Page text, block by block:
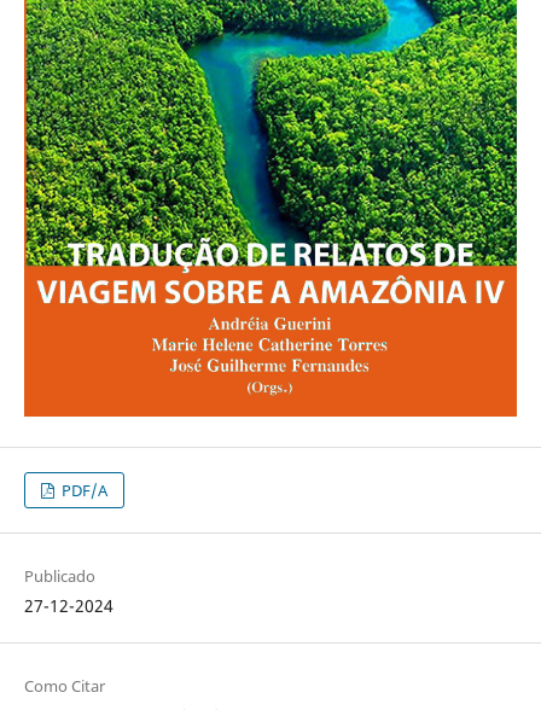
PDF/A
Publicado
27-12-2024
Como Citar